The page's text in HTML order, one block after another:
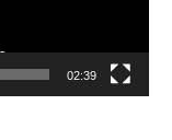
02:39